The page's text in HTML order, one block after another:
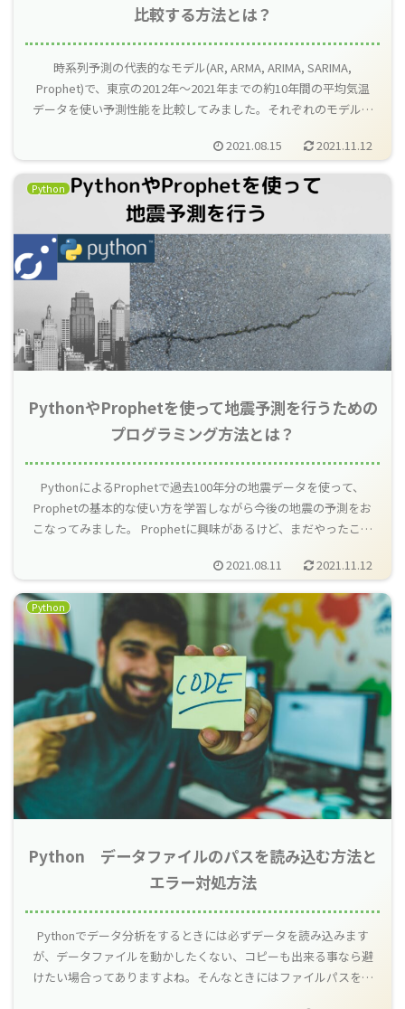
比較する方法とは？
時系列予測の代表的なモデル(AR, ARMA, ARIMA, SARIMA,
Prophet)で、東京の2012年～2021年までの約10年間の平均気温
データを使い予測性能を比較してみました。それぞれのモデルの
2021.08.15
2021.11.12
Python
PythonやProphetを使って地震予測を行うための
プログラミング方法とは？
PythonによるProphetで過去100年分の地震データを使って、
Prophetの基本的な使い方を学習しながら今後の地震の予測をお
こなってみました。 Prophetに興味があるけど、まだやったこと
2021.08.11
2021.11.12
Python
Python データファイルのパスを読み込む方法と
エラー対処方法
Pythonでデータ分析をするときには必ずデータを読み込みます
が、データファイルを動かしたくない、コピーも出来る事なら避
けたい場合ってありますよね。そんなときにはファイルパスを取